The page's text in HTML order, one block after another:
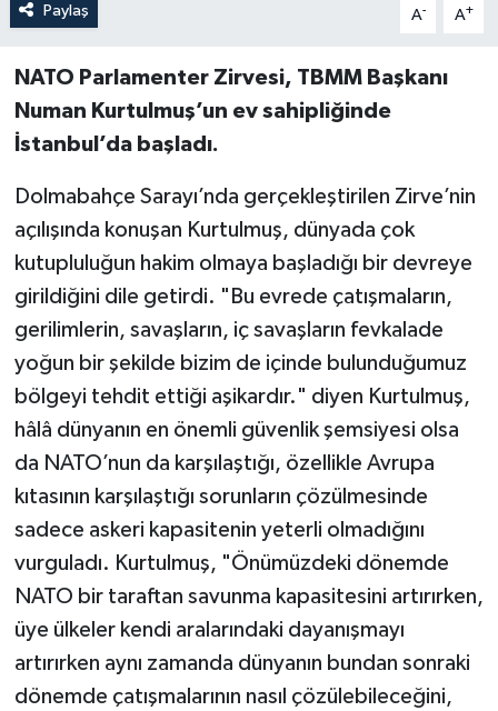
Paylaş A- A+
NATO Parlamenter Zirvesi, TBMM Başkanı
Numan Kurtulmuş’un ev sahipliğinde
İstanbul’da başladı.
Dolmabahçe Sarayı’nda gerçekleştirilen Zirve’nin
açılışında konuşan Kurtulmuş, dünyada çok
kutupluluğun hakim olmaya başladığı bir devreye
girildiğini dile getirdi. "Bu evrede çatışmaların,
gerilimlerin, savaşların, iç savaşların fevkalade
yoğun bir şekilde bizim de içinde bulunduğumuz
bölgeyi tehdit ettiği aşikardır." diyen Kurtulmuş,
hâlâ dünyanın en önemli güvenlik şemsiyesi olsa
da NATO’nun da karşılaştığı, özellikle Avrupa
kıtasının karşılaştığı sorunların çözülmesinde
sadece askeri kapasitenin yeterli olmadığını
vurguladı. Kurtulmuş, "Önümüzdeki dönemde
NATO bir taraftan savunma kapasitesini artırırken,
üye ülkeler kendi aralarındaki dayanışmayı
artırırken aynı zamanda dünyanın bundan sonraki
dönemde çatışmalarının nasıl çözülebileceğini,